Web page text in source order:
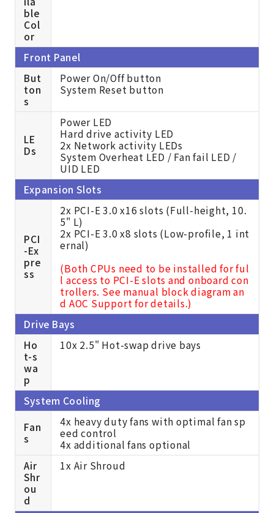
ble
Col
or
Front Panel
But
ton
s
Power On/Off button
System Reset button
LE
Ds
Power LED
Hard drive activity LED
2x Network activity LEDs
System Overheat LED / Fan fail LED /
UID LED
Expansion Slots
PCI
-Ex
pre
ss
2x PCI-E 3.0 x16 slots (Full-height, 10.
5" L)
2x PCI-E 3.0 x8 slots (Low-profile, 1 int
ernal)
(Both CPUs need to be installed for ful
l access to PCI-E slots and onboard con
trollers. See manual block diagram an
d AOC Support for details.)
Drive Bays
Ho
t-s
wa
p
10x 2.5" Hot-swap drive bays
System Cooling
Fan
s
4x heavy duty fans with optimal fan sp
eed control
4x additional fans optional
Air
Shr
ou
d
1x Air Shroud